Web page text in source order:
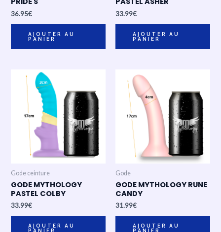
36.95€
AJOUTER AU
PANIER
33.99€
AJOUTER AU
PANIER
Gode ceinture
GODE MYTHOLOGY
PASTEL COLBY
33.99€
AJOUTER AU
Gode
GODE MYTHOLOGY RUNE
CANDY
31.99€
AJOUTER AU